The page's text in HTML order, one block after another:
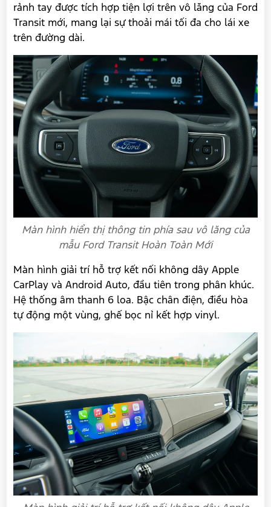
rảnh tay được tích hợp tiện lợi trên vô lăng của Ford
Transit mới, mang lại sự thoải mái tối đa cho lái xe
trên đường dài.
Màn hình hiển thị thông tin phía sau vô lăng của
mẫu Ford Transit Hoàn Toàn Mới
Màn hình giải trí hỗ trợ kết nối không dây Apple
CarPlay và Android Auto, đầu tiên trong phân khúc.
Hệ thống âm thanh 6 loa. Bậc chân điện, điều hòa
tự động một vùng, ghế bọc nỉ kết hợp vinyl.